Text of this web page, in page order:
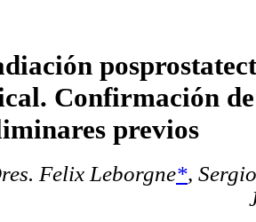
Confirmación
previos
Felix Leborgne*,